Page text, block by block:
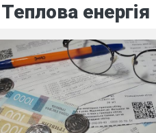
Теплова енергія